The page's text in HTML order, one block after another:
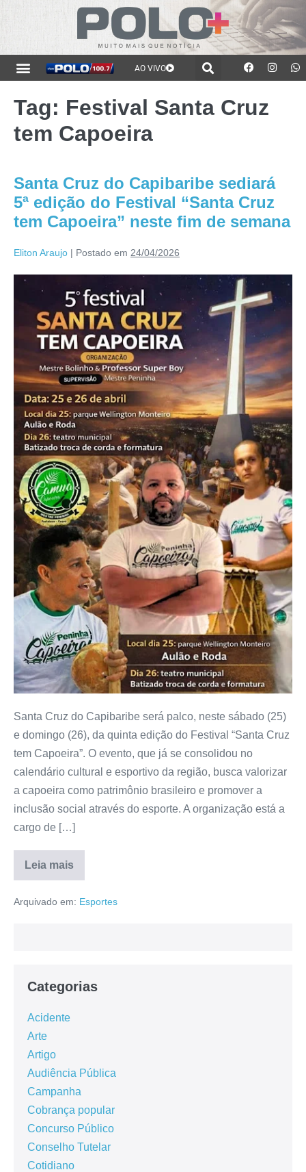
AO VIVO
Tag: Festival Santa Cruz
tem Capoeira
Santa Cruz do Capibaribe sediará
5ª edição do Festival “Santa Cruz
tem Capoeira” neste fim de semana
Eliton Araujo | Postado em 24/04/2026
Santa Cruz do Capibaribe será palco, neste sábado (25)
e domingo (26), da quinta edição do Festival “Santa Cruz
tem Capoeira”. O evento, que já se consolidou no
calendário cultural e esportivo da região, busca valorizar
a capoeira como patrimônio brasileiro e promover a
inclusão social através do esporte. A organização está a
cargo de […]
Leia mais
Arquivado em: Esportes
Categorias
Acidente
Arte
Artigo
Audiência Pública
Campanha
Cobrança popular
Concurso Público
Conselho Tutelar
Cotidiano